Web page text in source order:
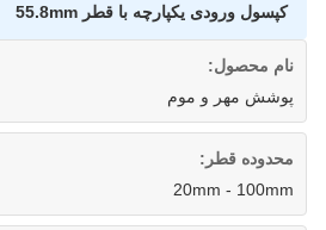
کپسول ورودی یکپارچه با قطر 55.8mm
نام محصول:
پوشش مهر و موم
محدوده قطر:
20mm - 100mm